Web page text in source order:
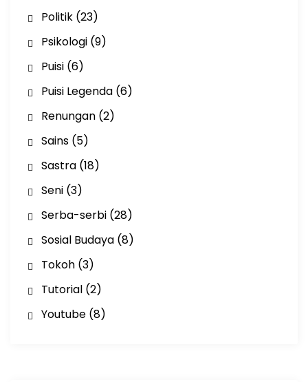
Politik(23)
Psikologi(9)
Puisi(6)
Puisi Legenda(6)
Renungan(2)
Sains(5)
Sastra(18)
Seni(3)
Serba-serbi(28)
Sosial Budaya(8)
Tokoh(3)
Tutorial(2)
Youtube(8)